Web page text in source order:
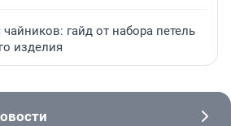
гайд от набора петель
изделия